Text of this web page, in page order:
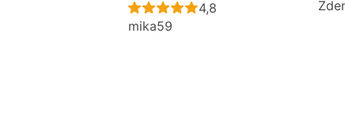
Recept ještě nebyl
4,8
mika59